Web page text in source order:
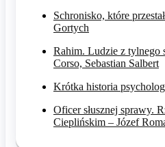
Schronisko, które
Gortych
Rahim. Ludzie z tylnego
Corso, Sebastian Salbert
Krótka historia
Oficer słusznej sprawy.
Cieplińskim – Józef